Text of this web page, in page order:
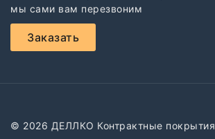
мы сами вам перезвоним
Заказать
© 2026 ДЕЛЛКО Контрактные покрытия